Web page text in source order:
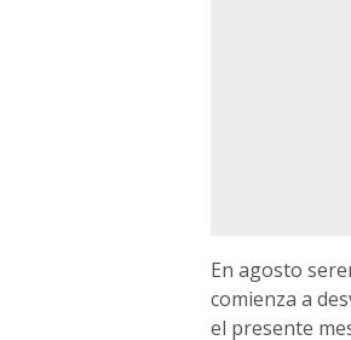
En agosto
comienza a
el presente